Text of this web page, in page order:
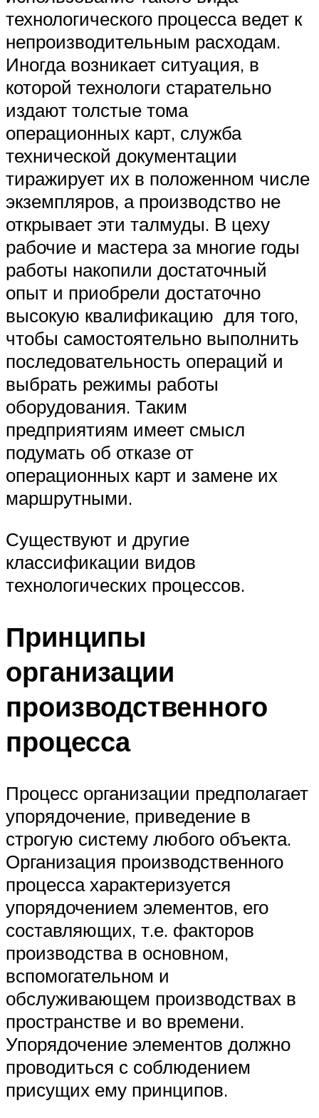
технологического процесса ведет к
непроизводительным расходам.
Иногда возникает ситуация, в
которой технологи старательно
издают толстые тома
операционных карт, служба
технической документации
тиражирует их в положенном числе
экземпляров, а производство не
открывает эти талмуды. В цеху
рабочие и мастера за многие годы
работы накопили достаточный
опыт и приобрели достаточно
высокую квалификацию для того,
чтобы самостоятельно выполнить
последовательность операций и
выбрать режимы работы
оборудования. Таким
предприятиям имеет смысл
подумать об отказе от
операционных карт и замене их
маршрутными.
Существуют и другие
классификации видов
технологических процессов.
Принципы
организации
производственного
процесса
Процесс организации предполагает
упорядочение, приведение в
строгую систему любого объекта.
Организация производственного
процесса характеризуется
упорядочением элементов, его
составляющих, т.е. факторов
производства в основном,
вспомогательном и
обслуживающем производствах в
пространстве и во времени.
Упорядочение элементов должно
проводиться с соблюдением
присущих ему принципов.